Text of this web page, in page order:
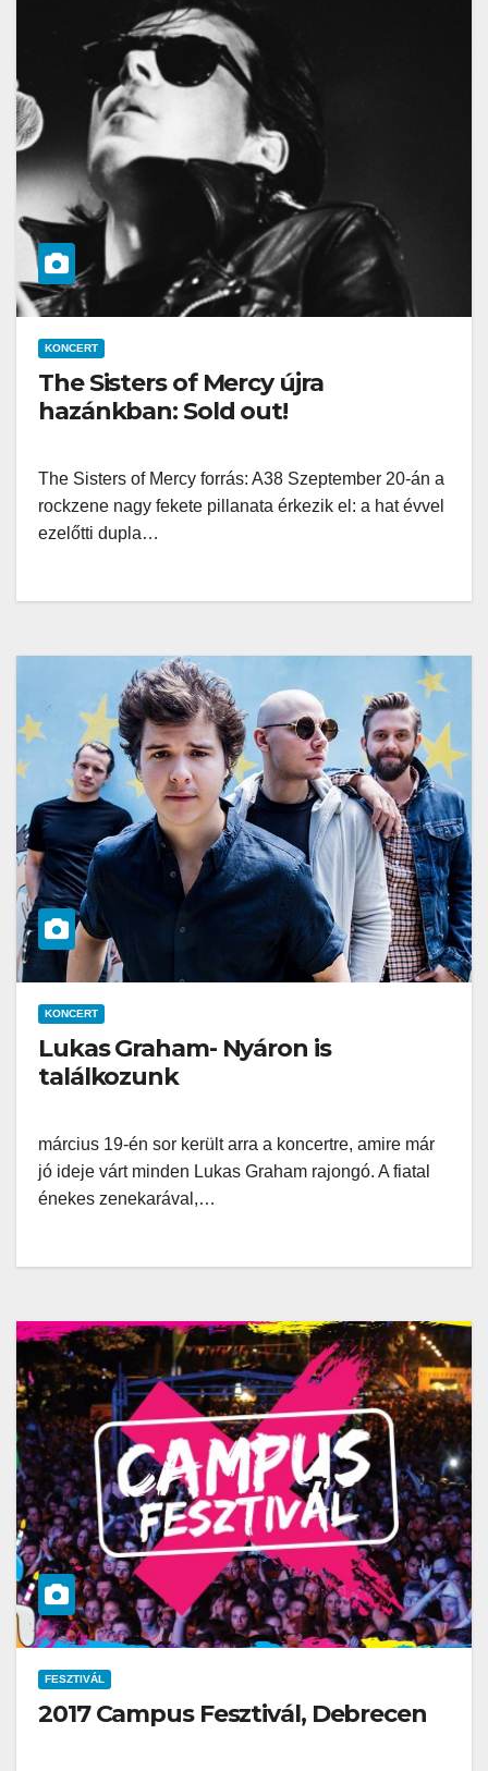
KONCERT
The Sisters of Mercy újra
hazánkban: Sold out!
The Sisters of Mercy forrás: A38 Szeptember 20-án a
rockzene nagy fekete pillanata érkezik el: a hat évvel
ezelőtti dupla…
KONCERT
Lukas Graham- Nyáron is
találkozunk
március 19-én sor került arra a koncertre, amire már
jó ideje várt minden Lukas Graham rajongó. A fiatal
énekes zenekarával,…
FESZTIVÁL
2017 Campus Fesztivál, Debrecen